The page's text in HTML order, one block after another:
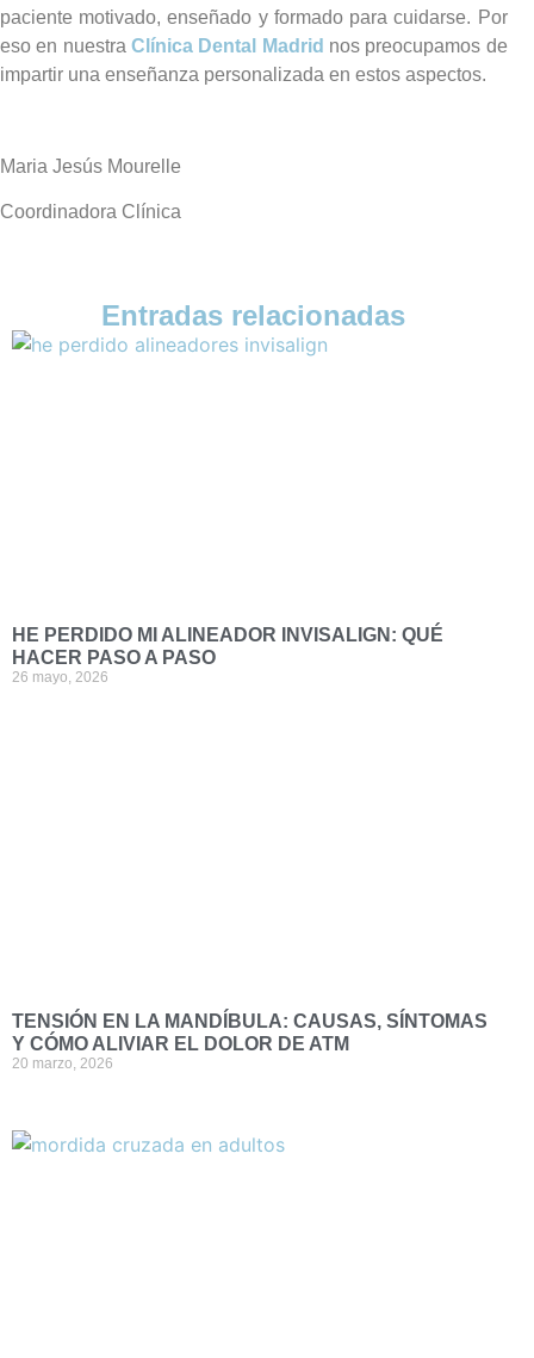
paciente motivado, enseñado y formado para cuidarse. Por
eso en nuestra Clínica Dental Madrid nos preocupamos de
impartir una enseñanza personalizada en estos aspectos.
Maria Jesús Mourelle
Coordinadora Clínica
Entradas relacionadas
HE PERDIDO MI ALINEADOR INVISALIGN: QUÉ
HACER PASO A PASO
26 mayo, 2026
TENSIÓN EN LA MANDÍBULA: CAUSAS, SÍNTOMAS
Y CÓMO ALIVIAR EL DOLOR DE ATM
20 marzo, 2026